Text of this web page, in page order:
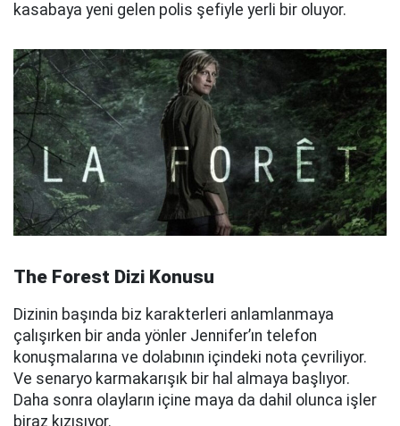
kasabaya yeni gelen polis şefiyle yerli bir oluyor.
The Forest Dizi Konusu
Dizinin başında biz karakterleri anlamlanmaya
çalışırken bir anda yönler Jennifer’ın telefon
konuşmalarına ve dolabının içindeki nota çevriliyor.
Ve senaryo karmakarışık bir hal almaya başlıyor.
Daha sonra olayların içine maya da dahil olunca işler
biraz kızışıyor.